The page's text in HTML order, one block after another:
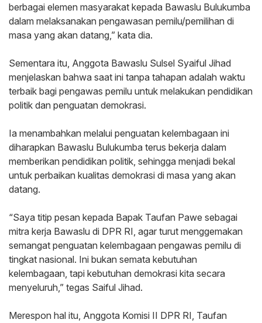
berbagai elemen masyarakat kepada Bawaslu Bulukumba
dalam melaksanakan pengawasan pemilu/pemilihan di
masa yang akan datang,” kata dia.
‎Sementara itu, Anggota Bawaslu Sulsel Syaiful Jihad
menjelaskan bahwa saat ini tanpa tahapan adalah waktu
terbaik bagi pengawas pemilu untuk melakukan pendidikan
politik dan penguatan demokrasi.
‎Ia menambahkan melalui penguatan kelembagaan ini
diharapkan Bawaslu Bulukumba terus bekerja dalam
memberikan pendidikan politik, sehingga menjadi bekal
untuk perbaikan kualitas demokrasi di masa yang akan
datang.
‎“Saya titip pesan kepada Bapak Taufan Pawe sebagai
mitra kerja Bawaslu di DPR RI, agar turut menggemakan
semangat penguatan kelembagaan pengawas pemilu di
tingkat nasional. Ini bukan semata kebutuhan
kelembagaan, tapi kebutuhan demokrasi kita secara
menyeluruh,” tegas Saiful Jihad.
‎Merespon hal itu, Anggota Komisi II DPR RI, Taufan